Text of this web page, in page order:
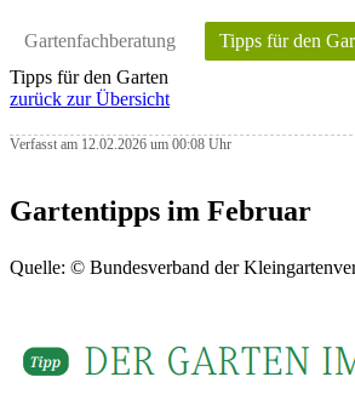
Gartenfachberatung Tipps für den
Tipps für den Garten
zurück zur Übersicht
Verfasst am 12.02.2026 um 00:08 Uhr
Gartentipps im Februar
Quelle: © Bundesverband der